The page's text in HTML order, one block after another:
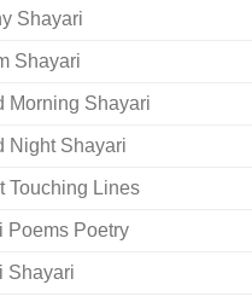
Shayari
Shayari
Morning Shayari
Night Shayari
Touching Lines
Poems Poetry
Shayari